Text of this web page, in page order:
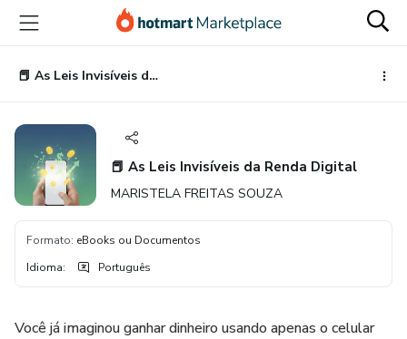
para
conteúdo
principal
para
pagamento
para
rodapé
📕 As Leis Invisíveis da Renda Digital
📕 As Leis Invisíveis da Renda Digital
MARISTELA FREITAS SOUZA
Formato: eBooks ou Documentos
Idioma: Português
Você já imaginou ganhar dinheiro usando apenas o celular